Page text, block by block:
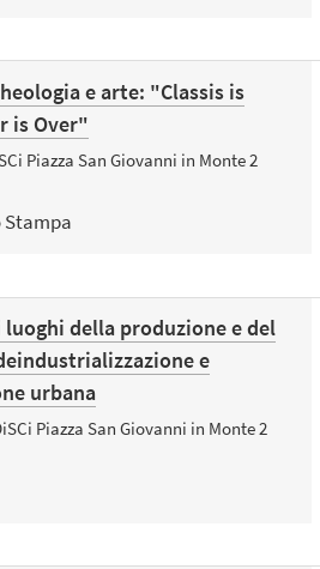
e arte: "Classis is
is Over"
Piazza San Giovanni in Monte 2
luoghi della produzione e del
e
urbana
Piazza San Giovanni in Monte 2